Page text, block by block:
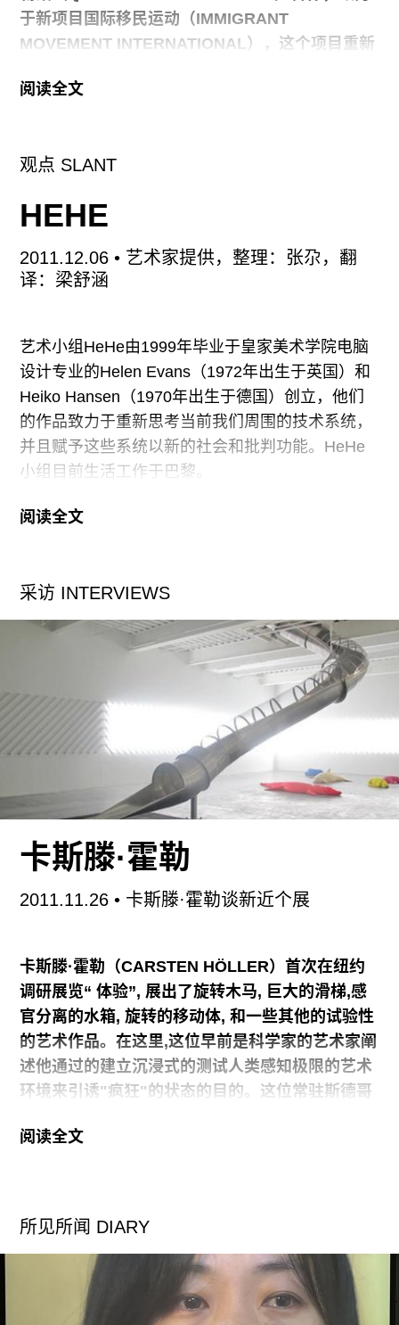
石，上面镌刻了来自丝绸之路的源头、蔡国强家乡
泉州伊斯兰墓地的碑文。他的另外一个中东项目
于新项目国际移民运动（IMMIGRANT
MOVEMENT INTERNATIONAL），这个项目重新
够应用于社会、政治和科学范畴内的作品。作为她
午2点。
当身边的梦想变得遥不可及时的，
始。通过创造一个日常事务可以以不同面目展开的
平行世界，我的作品成为运行中的责任，人们不得
品沟通的方式，事实是比喻。当艺术获得实际效果
时，就变得政治化起来。政治在我的作品中不是一
个主题而是我运用创作的材料。现实成为行动领
域，我将艺术机构作为空间来应用，通过它来设想
国内的社会模式，这里是个教育之地，在此人们可
以有空间去思考，去思索一个不同的未来。在我的
和挫折引导至社会中，失败是一个策略上的因素，
国际移民运动（IM
阅读全文
观点 SLANT
HEHE
2011.12.06• 艺术家提供，整理：张尕，翻
译：梁舒涵
艺术小组HeHe由1999年毕业于皇家美术学院电脑
设计专业的Helen Evans（1972年出生于英国）和
Heiko Hansen（1970年出生于德国）创立，他们
的作品致力于重新思考当前我们周围的技术系统，
并且赋予这些系统以新的社会和批判功能。HeHe
小组目前生活工作于巴黎。
HeHe以其幽默的方式重新发现了我们正在经历的
此。他们诗意地介入了我们这个被技术支配的世界
的界限和意义，从而将个体及其直接面对的城市环
境的现实状况进行了融合。
HeHe为自由艺术家组合，他们将戏剧、工程和设
计带入了自己的艺术实践，并且与众多不同领域和
带有不同兴趣的个人进行合作。他们的作品曾经在
以下地点进行过展览：里昂双年展（2009）、蓬皮
杜中心（2004、2006、2007）、林茨奥地利电子
艺术节（2008）、法国圣泰田国际设计双年展
（2006、2010）、卢森堡欧洲文化之都
（2007）、布鲁塞尔Frédéric Desimpel画廊
（2007、2009）和美国圣何塞艺术博物馆
在一个规格为80x70x60cm的水罐上，艺术家制作
了一个高度仿真的，带有附属建筑物的工业区。这
个持续20分钟的作品在核冷却塔、气体景观和原子
蘑菇云之间紧密地循环。
从冷却塔排放出来的气体发着绿光慢慢升腾，并且
阅读全文
采访 INTERVIEWS
卡斯滕·霍勒
2011.11.26• 卡斯滕·霍勒谈新近个展
卡斯滕·霍勒（CARSTEN HÖLLER）首次在纽约
调研展览“ 体验”, 展出了旋转木马, 巨大的滑梯,感
官分离的水箱, 旋转的移动体, 和一些其他的试验性
的艺术作品。在这里,这位早前是科学家的艺术家阐
述他通过的建立沉浸式的测试人类感知极限的艺术
环境来引诱"疯狂"的状态的目的。这位常驻斯德哥
MUSEUM）, 展览将持续到2012年1月15日。
不懂为什么成年人只用楼梯, 电梯, 自动扶梯。滑滑
梯是一件非常安全的事情—它成本很划算, 也非常
快, 最关键的是它能制造一种不可思议的疯狂的瞬
间。而这种疯狂的感觉是不可名状的—感官惊恐—
但是我非常肯定如果人们每天都用滑梯的话,这会改
阅读全文
所见所闻 DIARY